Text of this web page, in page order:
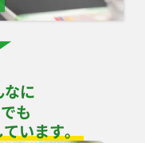
SR
￥2,100
クツキex
066 SAR
なに
も
います。